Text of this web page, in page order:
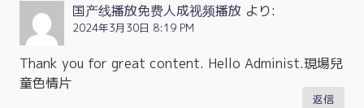
国产线播放免费人成视频播放 より:
2024年3月30日 8:19 PM
Thank you for great content. Hello Administ.現場兒
童色情片
返信